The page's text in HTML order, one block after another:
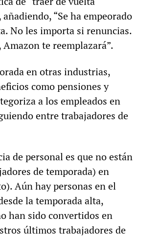
“Se ha empeorado
No les importa si renuncias.
te reemplazará”.
en otras industrias,
como pensiones y
a los empleados en
entre trabajadores de
de personal es que no están
de temporada) en
Aún hay personas en el
la temporada alta,
han sido convertidos en
últimos trabajadores de